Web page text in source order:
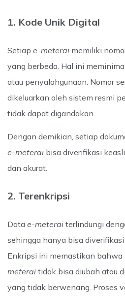
1. Kode Unik Digital
Setiap e-meterai memiliki
yang berbeda. Hal ini
atau penyalahgunaan. Nomor
dikeluarkan oleh sistem resmi
tidak dapat digandakan.
Dengan demikian, setiap
e-meterai bisa diverifikasi
dan akurat.
2. Terenkripsi
Data e-meterai terlindungi
sehingga hanya bisa
Enkripsi ini memastikan bahwa
meterai tidak bisa diubah atau
yang tidak berwenang. Proses